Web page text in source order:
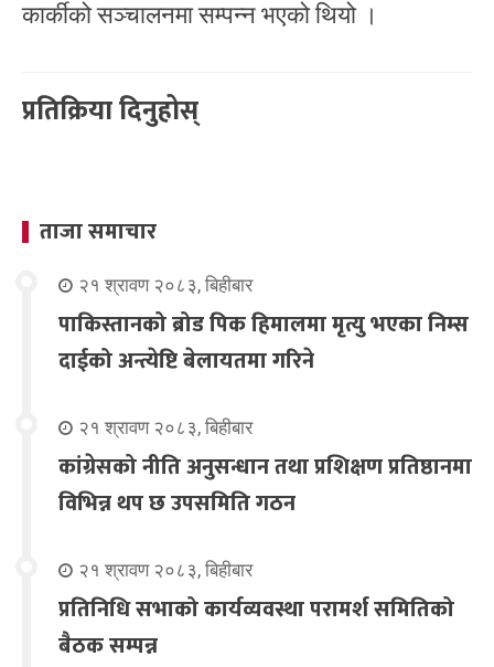
कार्कीको सञ्चालनमा सम्पन्न भएको थियो ।
प्रतिक्रिया दिनुहोस्
ताजा समाचार
२१ श्रावण २०८३, बिहीबार
पाकिस्तानको ब्रोड पिक हिमालमा मृत्यु भएका निम्स
दाईको अन्त्येष्टि बेलायतमा गरिने
२१ श्रावण २०८३, बिहीबार
कांग्रेसको नीति अनुसन्धान तथा प्रशिक्षण प्रतिष्ठानमा
विभिन्न थप छ उपसमिति गठन
२१ श्रावण २०८३, बिहीबार
प्रतिनिधि सभाको कार्यव्यवस्था परामर्श समितिको
बैठक सम्पन्न